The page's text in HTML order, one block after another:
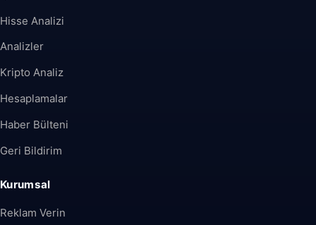
Hisse Analizi
Analizler
Kripto Analiz
Hesaplamalar
Haber Bülteni
Geri Bildirim
Kurumsal
Reklam Verin